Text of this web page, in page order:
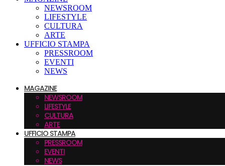
NEWSROOM
LIFESTYLE
CULTURA
ARTE
UFFICIO STAMPA
PRESSROOM
EVENTI
NEWS
MAGAZINE
NEWSROOM
LIFESTYLE
CULTURA
ARTE
UFFICIO STAMPA
PRESSROOM
EVENTI
NEWS